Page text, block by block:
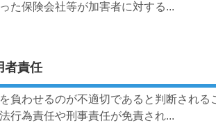
た保険会社等が加害者に対する...
者責任
負わせるのが不適切であると判断される
行為責任や刑事責任が免責され...